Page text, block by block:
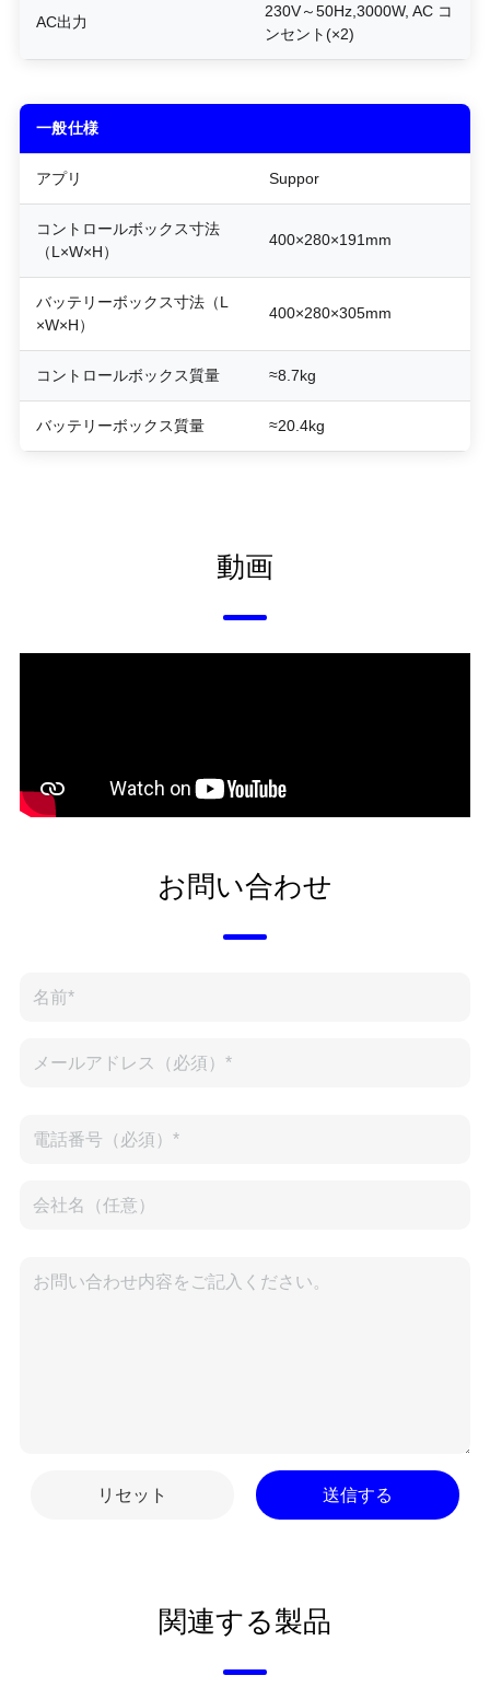
AC出力
230V～50Hz,3000W, AC コ
ンセント(×2)
一般仕様
アプリ Suppor
コントロールボックス寸法
（L×W×H）
400×280×191mm
バッテリーボックス寸法（L
×W×H）
400×280×305mm
コントロールボックス質量 ≈8.7kg
バッテリーボックス質量 ≈20.4kg
動画
お問い合わせ
リセット 送信する
関連する製品